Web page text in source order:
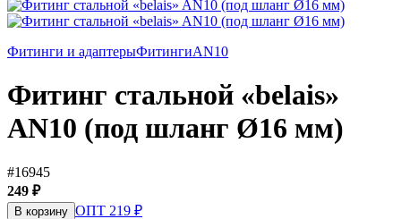
Фитинги и адаптерыФитингиAN10
Фитинг стальной «belais»
AN10 (под шланг Ø16 мм)
#16945
249 ₽
В корзину ОПТ 219 ₽